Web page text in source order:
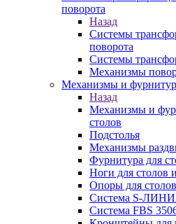
поворота
Назад
Системы
поворота
Системы
Механизмы
Механизмы и
Назад
Механизмы и
столов
Подстолья
Механизмы
Фурнитура для
Ноги для столов
Опоры для
Система S-
Система FBS